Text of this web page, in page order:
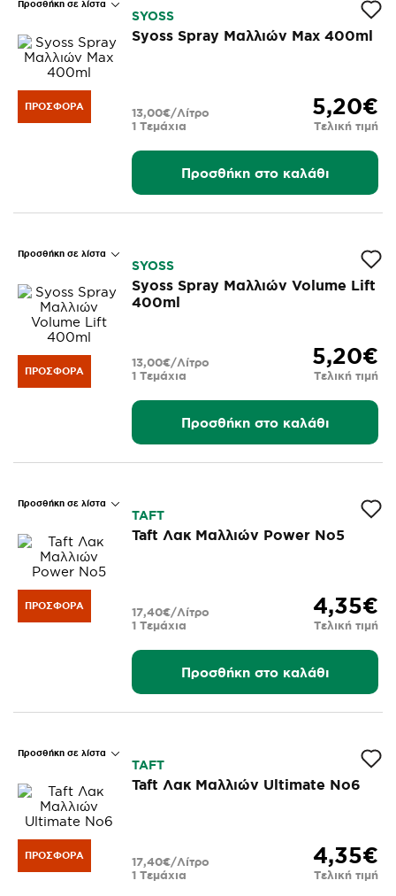
Προσθήκη σε λίστα
ΠΡΟΣΦΟΡΆ
SYOSS
Syoss Spray Μαλλιών Max 400ml
5,20€
Τελική τιμή
1 Τεμάχια
13,00€/Λίτρο
Προσθήκη στο καλάθι
Προσθήκη σε λίστα
ΠΡΟΣΦΟΡΆ
SYOSS
Syoss Spray Μαλλιών Volume Lift
400ml
5,20€
Τελική τιμή
1 Τεμάχια
13,00€/Λίτρο
Προσθήκη στο καλάθι
Προσθήκη σε λίστα
ΠΡΟΣΦΟΡΆ
TAFT
Taft Λακ Μαλλιών Power Νο5
4,35€
Τελική τιμή
1 Τεμάχια
17,40€/Λίτρο
Προσθήκη στο καλάθι
Προσθήκη σε λίστα
ΠΡΟΣΦΟΡΆ
TAFT
Taft Λακ Μαλλιών Ultimate Νο6
4,35€
Τελική τιμή
1 Τεμάχια
17,40€/Λίτρο